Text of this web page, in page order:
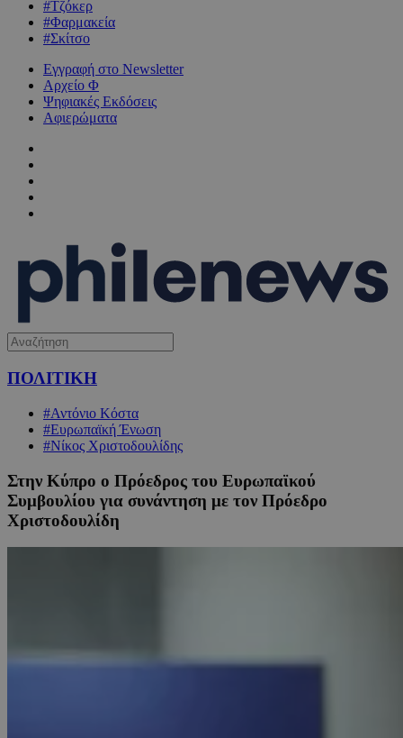
#Τζόκερ
#Φαρμακεία
#Σκίτσο
Εγγραφή στο Newsletter
Αρχείο Φ
Ψηφιακές Εκδόσεις
Αφιερώματα
ΠΟΛΙΤΙΚΗ
#Αντόνιο Κόστα
#Ευρωπαϊκή Ένωση
#Νίκος Χριστοδουλίδης
Στην Κύπρο ο Πρόεδρος του Ευρωπαϊκού
Συμβουλίου για συνάντηση με τον Πρόεδρο
Χριστοδουλίδη